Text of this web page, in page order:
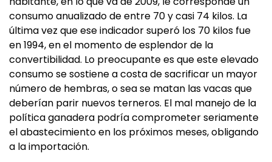
consumo anualizado de entre 70 y casi 74 kilos. La
última vez que ese indicador superó los 70 kilos fue
en 1994, en el momento de esplendor de la
convertibilidad. Lo preocupante es que este elevado
consumo se sostiene a costa de sacrificar un mayor
número de hembras, o sea se matan las vacas que
deberían parir nuevos terneros. El mal manejo de la
política ganadera podría comprometer seriamente
el abastecimiento en los próximos meses, obligando
a la importación.